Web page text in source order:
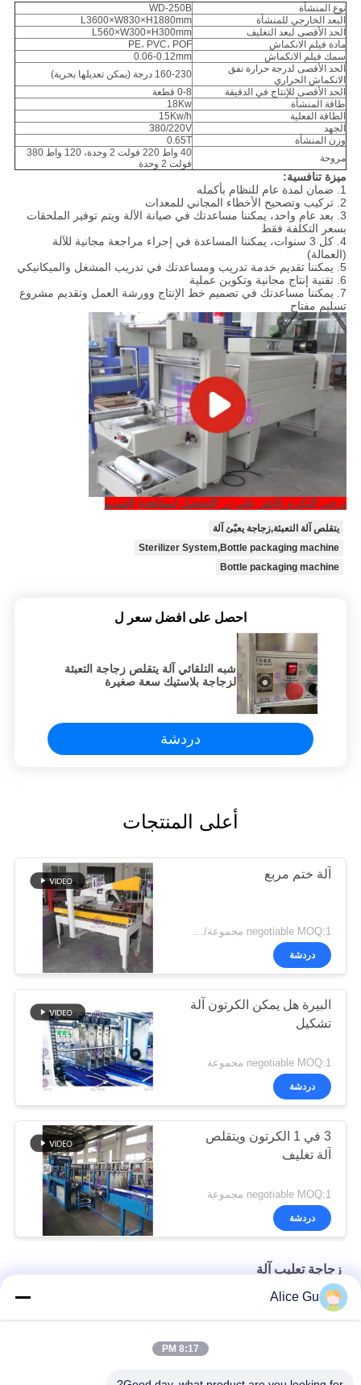
نوع المنشأة
WD-250B
البعد الخارجي للمنشأة
L3600×W830×H1880mm
الحد الأقصى لبعد التغليف
L560×W300×H300mm
مادة فيلم الانكماش
PE، PVC، POF
سمك فيلم الانكماش
0.06-0.12mm
الحد الأقصى لدرجة حرارة نفق
الانكماش الحراري
160-230 درجة (يمكن تعديلها بحرية)
الحد الأقصى للإنتاج في الدقيقة
0-8 قطعة
طاقة المنشأة
18Kw
الطاقة الفعلية
15Kw/h
الجهد
380/220V
وزن المنشأة
0.65T
مروحة
40 واط 220 فولت 2 وحدة، 120 واط 380
فولت 2 وحدة
ميزة تنافسية:
1. ضمان لمدة عام للنظام بأكمله
2. تركيب وتصحيح الأخطاء المجاني للمعدات
3. بعد عام واحد، يمكننا مساعدتك في صيانة الآلة ويتم توفير الملحقات
بسعر التكلفة فقط
4. كل 3 سنوات، يمكننا المساعدة في إجراء مراجعة مجانية للآلة
(العمالة)
5. يمكننا تقديم خدمة تدريب ومساعدتك في تدريب المشغل والميكانيكي
6. تقنية إنتاج مجانية وتكوين عملية
7. يمكننا مساعدتك في تصميم خط الإنتاج وورشة العمل وتقديم مشروع
تسليم مفتاح
يرجى التكرم بالنقر على زر التشغيل لمشاهدة الفيديو
يتقلص آلة التعبئة,زجاجة يعبّئ آلة
Sterilizer System,Bottle packaging machine
Bottle packaging machine
احصل على افضل سعر ل
شبه التلقائي آلة يتقلص زجاجة التعبئة
لزجاجة بلاستيك سعة صغيرة
دردشة
أعلى المنتجات
آلة ختم مربع
negotiable MOQ:1 مجموعة/pcs
دردشة
البيرة هل يمكن الكرتون آلة
تشكيل
negotiable MOQ:1 مجموعة
دردشة
3 في 1 الكرتون ويتقلص
آلة تغليف
negotiable MOQ:1 مجموعة
دردشة
زجاجة تعليب آلة
سيكتيوناليزد 500ml زجاجة آلة التعبئة معقم للمشروبات غير الغازية
Alice Gu
8:17 PM